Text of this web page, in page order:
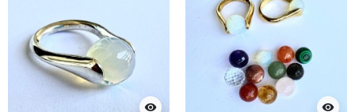
visibility visibility